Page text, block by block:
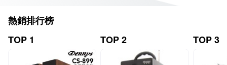
熱銷排行榜
TOP 1
TOP 2 TOP 3